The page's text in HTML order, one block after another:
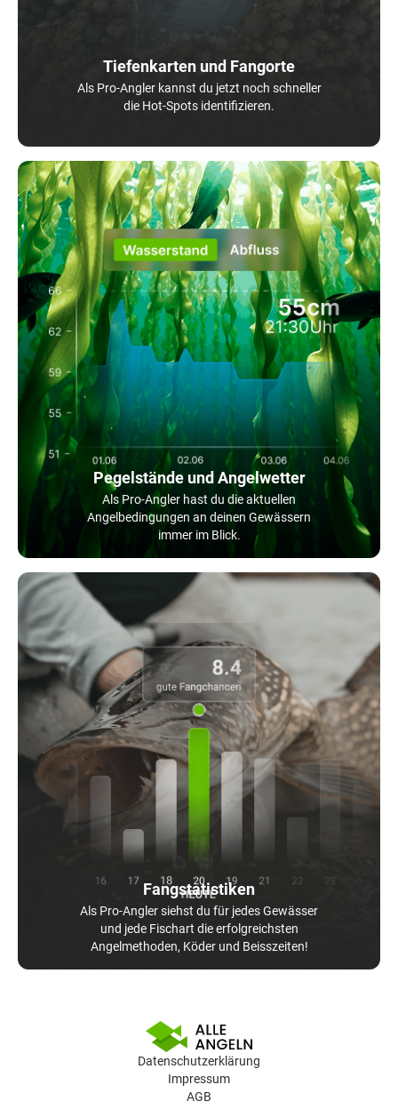
Tiefenkarten und Fangorte
Als Pro-Angler kannst du jetzt noch schneller
die Hot-Spots identifizieren.
Pegelstände und Angelwetter
Als Pro-Angler hast du die aktuellen
Angelbedingungen an deinen Gewässern
immer im Blick.
Fangstatistiken
Als Pro-Angler siehst du für jedes Gewässer
und jede Fischart die erfolgreichsten
Angelmethoden, Köder und Beisszeiten!
Datenschutzerklärung
Impressum
AGB